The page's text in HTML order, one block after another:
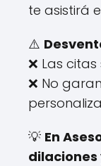
te asistirá
⚠️
❌ Las
❌ No
💡 En
dilaciones